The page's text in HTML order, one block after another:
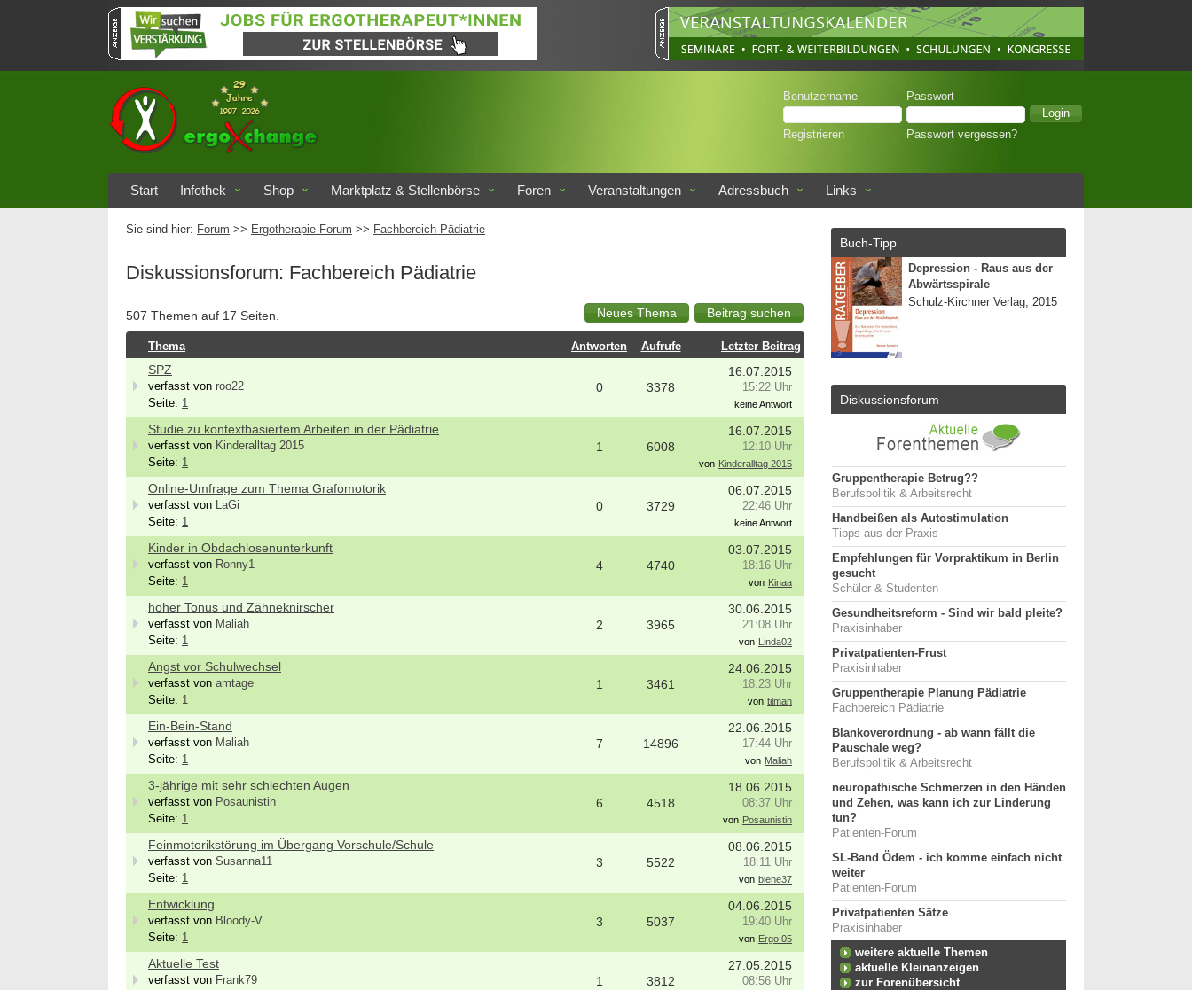
Benutzername Passwort
Registrieren Passwort vergessen?
Start Infothek Shop Marktplatz & Stellenbörse Foren Veranstaltungen Adressbuch Links
Sie sind hier: Forum >> Ergotherapie-Forum >> Fachbereich Pädiatrie
Diskussionsforum: Fachbereich Pädiatrie
507 Themen auf 17 Seiten.
Thema Antworten Aufrufe Letzter Beitrag
SPZ
verfasst von roo22
Seite: 1
0 3378
16.07.2015
15:22 Uhr
keine Antwort
Studie zu kontextbasiertem Arbeiten in der Pädiatrie
verfasst von Kinderalltag 2015
Seite: 1
1 6008
16.07.2015
12:10 Uhr
von Kinderalltag 2015
Online-Umfrage zum Thema Grafomotorik
verfasst von LaGi
Seite: 1
0 3729
06.07.2015
22:46 Uhr
keine Antwort
Kinder in Obdachlosenunterkunft
verfasst von Ronny1
Seite: 1
4 4740
03.07.2015
18:16 Uhr
von Kinaa
hoher Tonus und Zähneknirscher
verfasst von Maliah
Seite: 1
2 3965
30.06.2015
21:08 Uhr
von Linda02
Angst vor Schulwechsel
verfasst von amtage
Seite: 1
1 3461
24.06.2015
18:23 Uhr
von tilman
Ein-Bein-Stand
verfasst von Maliah
Seite: 1
7 14896
22.06.2015
17:44 Uhr
von Maliah
3-jährige mit sehr schlechten Augen
verfasst von Posaunistin
Seite: 1
6 4518
18.06.2015
08:37 Uhr
von Posaunistin
Feinmotorikstörung im Übergang Vorschule/Schule
verfasst von Susanna11
Seite: 1
3 5522
08.06.2015
18:11 Uhr
von biene37
Entwicklung
verfasst von Bloody-V
Seite: 1
3 5037
04.06.2015
19:40 Uhr
von Ergo 05
Aktuelle Test
verfasst von Frank79
1 3812
27.05.2015
08:56 Uhr
Buch-Tipp
Depression - Raus aus der
Abwärtsspirale
Schulz-Kirchner Verlag, 2015
Diskussionsforum
Gruppentherapie Betrug??
Berufspolitik & Arbeitsrecht
Handbeißen als Autostimulation
Tipps aus der Praxis
Empfehlungen für Vorpraktikum in Berlin
gesucht
Schüler & Studenten
Gesundheitsreform - Sind wir bald pleite?
Praxisinhaber
Privatpatienten-Frust
Praxisinhaber
Gruppentherapie Planung Pädiatrie
Fachbereich Pädiatrie
Blankoverordnung - ab wann fällt die
Pauschale weg?
Berufspolitik & Arbeitsrecht
neuropathische Schmerzen in den Händen
und Zehen, was kann ich zur Linderung
tun?
Patienten-Forum
SL-Band Ödem - ich komme einfach nicht
weiter
Patienten-Forum
Privatpatienten Sätze
Praxisinhaber
weitere aktuelle Themen
aktuelle Kleinanzeigen
zur Forenübersicht